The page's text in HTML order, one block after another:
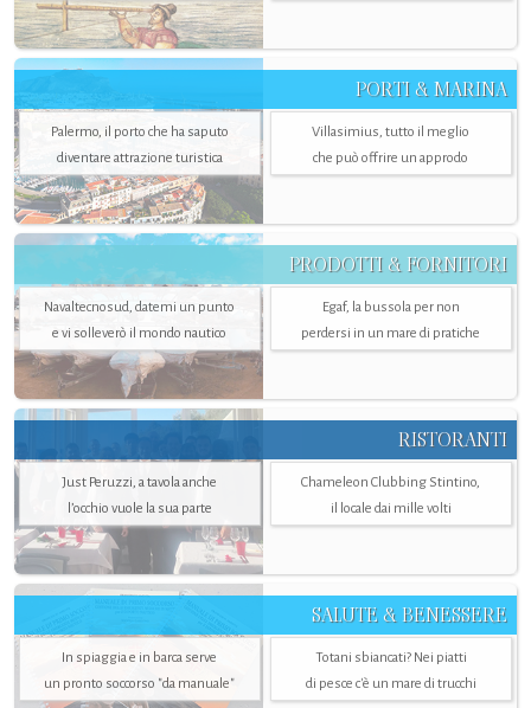
PORTI & MARINA
Palermo, il porto che ha saputo
diventare attrazione turistica
Villasimius, tutto il meglio
che può offrire un approdo
PRODOTTI & FORNITORI
Navaltecnosud, datemi un punto
e vi solleverò il mondo nautico
Egaf, la bussola per non
perdersi in un mare di pratiche
RISTORANTI
Just Peruzzi, a tavola anche
l’occhio vuole la sua parte
Chameleon Clubbing Stintino,
il locale dai mille volti
SALUTE & BENESSERE
In spiaggia e in barca serve
un pronto soccorso "da manuale"
Totani sbiancati? Nei piatti
di pesce c'è un mare di trucchi